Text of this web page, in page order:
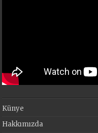
Künye
Hakkımızda